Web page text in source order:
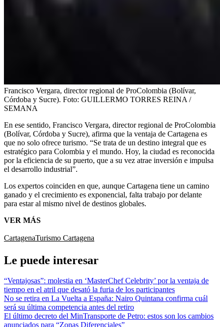
Francisco Vergara, director regional de ProColombia (Bolívar,
Córdoba y Sucre). Foto: GUILLERMO TORRES REINA /
SEMANA
En ese sentido, Francisco Vergara, director regional de ProColombia
(Bolívar, Córdoba y Sucre), afirma que la ventaja de Cartagena es
que no solo ofrece turismo. “Se trata de un destino integral que es
estratégico para Colombia y el mundo. Hoy, la ciudad es reconocida
por la eficiencia de su puerto, que a su vez atrae inversión e impulsa
el desarrollo industrial”.
Los expertos coinciden en que, aunque Cartagena tiene un camino
ganado y el crecimiento es exponencial, falta trabajo por delante
para estar al mismo nivel de destinos globales.
VER MÁS
CartagenaTurismo Cartagena
Le puede interesar
“Ventajosas”: molestia en ‘MasterChef Celebrity’ por la ventaja de
tiempo en el atril que desató la furia de los participantes
No se retira en La Vuelta a España: Nairo Quintana confirma cuál
será su última competencia antes del retiro
El último decreto del MinTransporte de Petro: estos son los cambios
anunciados para “Zonas Diferenciales”